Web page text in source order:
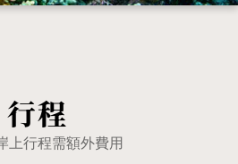
行程
上行程需額外費用